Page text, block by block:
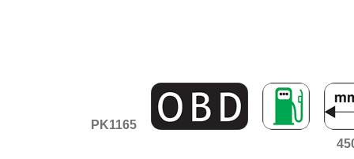
PK1165